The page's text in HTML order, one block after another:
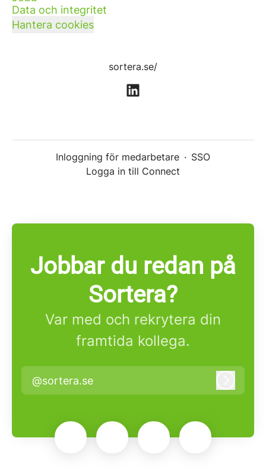
Data och integritet
Hantera cookies
sortera.se/
Inloggning för medarbetare · SSO
Logga in till Connect
Jobbar du redan på
Sortera?
Var med och rekrytera din
framtida kollega.
@sortera.se